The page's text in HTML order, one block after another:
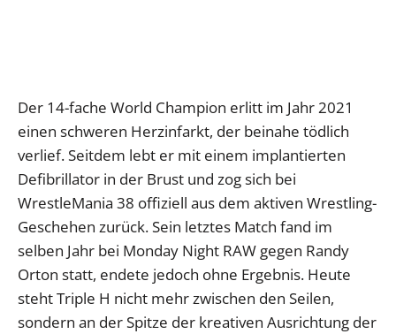
Der 14-fache World Champion erlitt im Jahr 2021
einen schweren Herzinfarkt, der beinahe tödlich
verlief. Seitdem lebt er mit einem implantierten
Defibrillator in der Brust und zog sich bei
WrestleMania 38 offiziell aus dem aktiven Wrestling-
Geschehen zurück. Sein letztes Match fand im
selben Jahr bei Monday Night RAW gegen Randy
Orton statt, endete jedoch ohne Ergebnis. Heute
steht Triple H nicht mehr zwischen den Seilen,
sondern an der Spitze der kreativen Ausrichtung der